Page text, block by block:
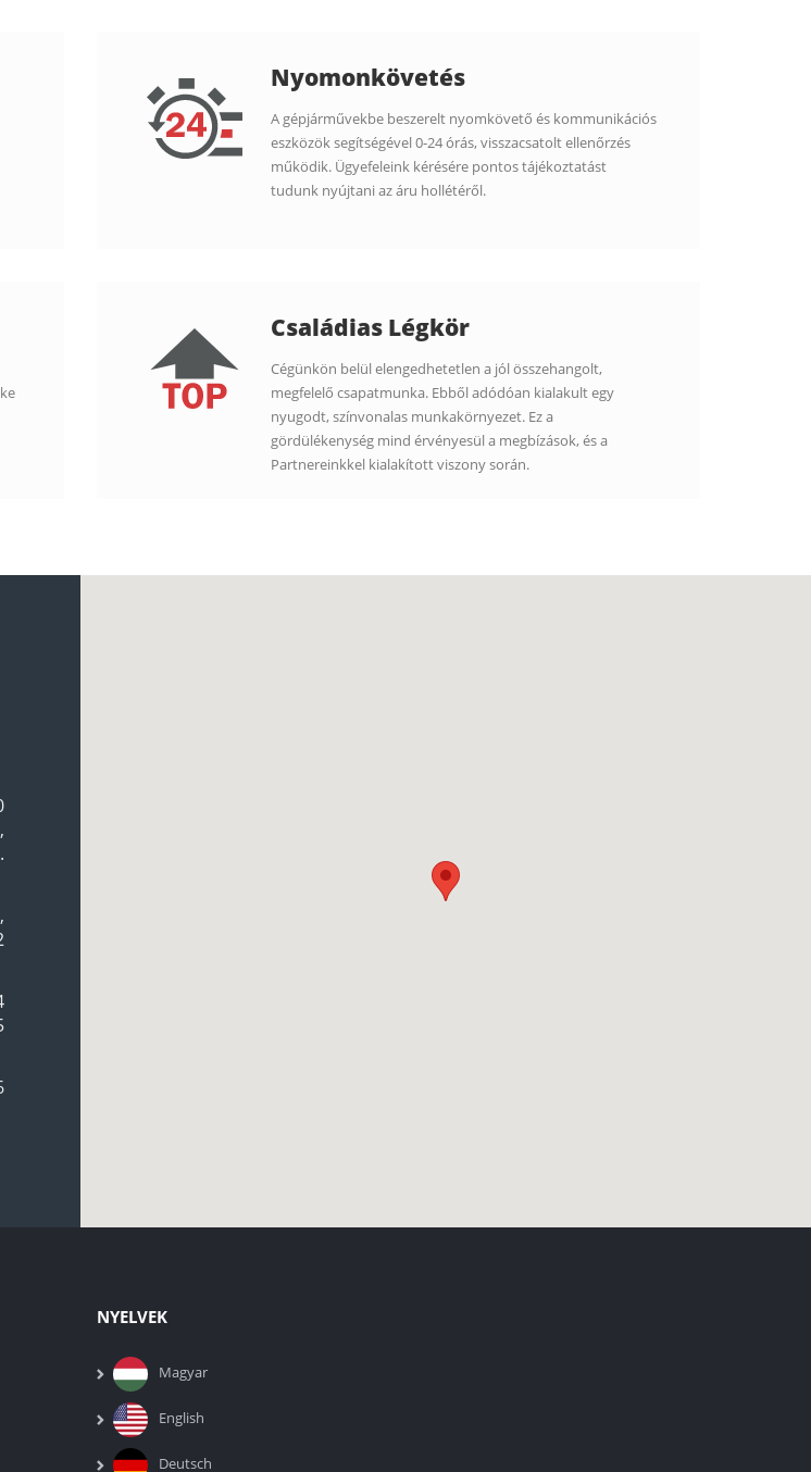
Nyomonkövetés
A gépjárművekbe beszerelt nyomkövető és kommunikációs
eszközök segítségével 0-24 órás, visszacsatolt ellenőrzés
működik. Ügyefeleink kérésére pontos tájékoztatást
tudunk nyújtani az áru hollétéről.
Családias Légkör
Cégünkön belül elengedhetetlen a jól összehangolt,
megfelelő csapatmunka. Ebből adódóan kialakult egy
nyugodt, színvonalas munkakörnyezet. Ez a
gördülékenység mind érvényesül a megbízások, és a
Partnereinkkel kialakított viszony során.
NYELVEK
Magyar
English
Deutsch